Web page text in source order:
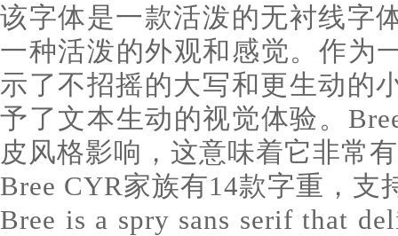
该字体是一款活泼的无衬线字
一种活泼的外观和感觉。作为
示了不招摇的大写和更生动的
予了文本生动的视觉体验。
皮风格影响，这意味着它非常
Bree CYR家族有14款字重，支
Bree is a spry sans serif that